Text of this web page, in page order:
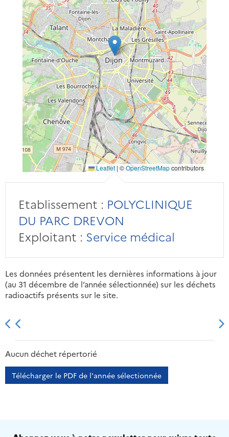
Leaflet|©OpenStreetMapcontributors
Etablissement : POLYCLINIQUE
DU PARC DREVON
Exploitant : Service médical
Les données présentent les dernières informations à jour
(au 31 décembre de l’année sélectionnée) sur les déchets
radioactifs présents sur le site.
2013 2014
Aucun déchet répertorié
Télécharger le PDF de l'année sélectionnée